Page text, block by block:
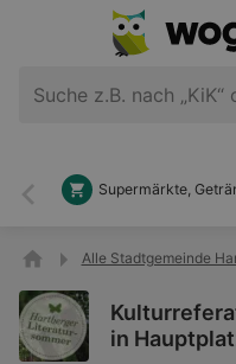
Zurück
Supermärkte,
Alle Stadtgemeinde
in